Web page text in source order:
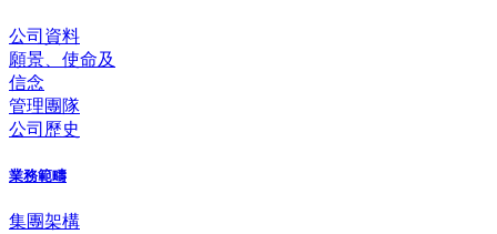
公司資料
願景、使命及
信念
管理團隊
公司歷史
業務範疇
集團架構